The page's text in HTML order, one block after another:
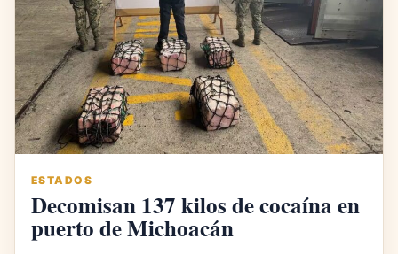
ESTADOS
Decomisan 137 kilos de cocaína en
puerto de Michoacán